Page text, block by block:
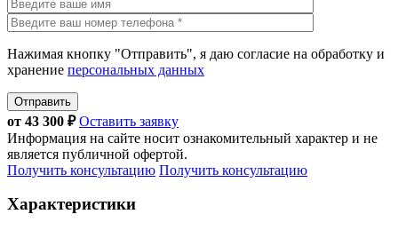
Нажимая кнопку "Отправить", я даю согласие на обработку и
хранение персональных данных
Отправить
от 43 300 ₽Оставить заявку
Информация на сайте носит ознакомительный характер и не
является публичной офертой.
Получить консультацию Получить консультацию
Характеристики